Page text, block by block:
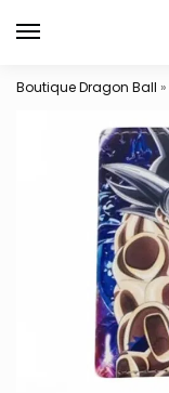
Boutique Dragon Ball »